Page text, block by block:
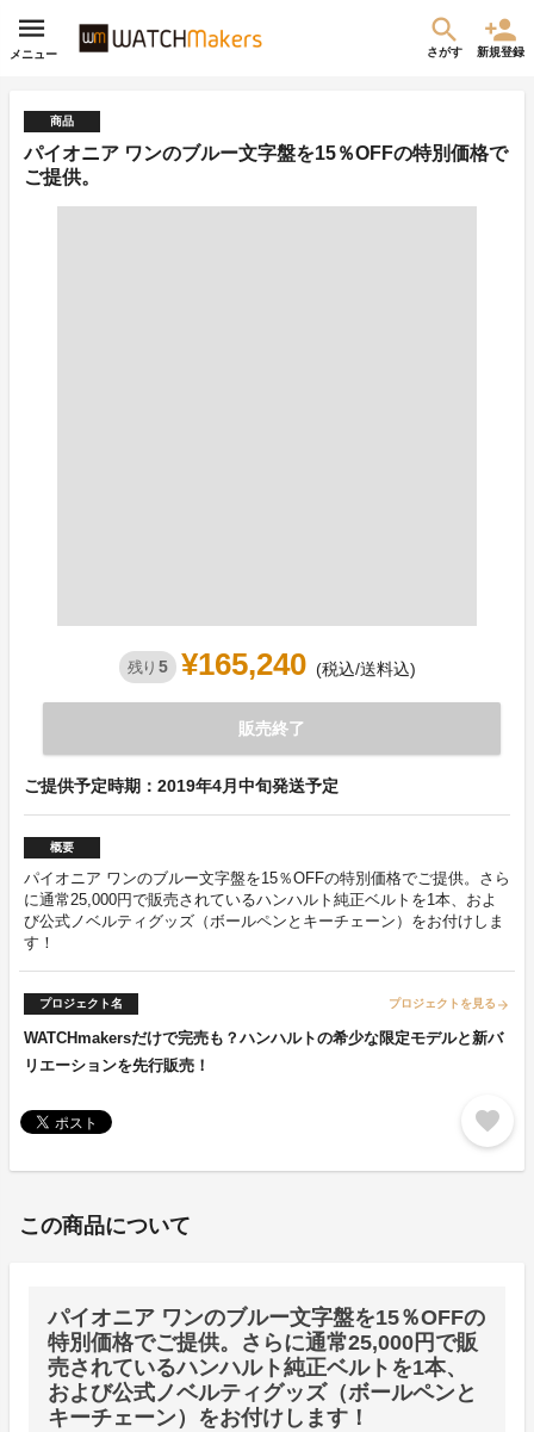
メニュー さがす 新規登録
商品
パイオニア ワンのブルー文字盤を15％OFFの特別価格で
ご提供。
残り 5 ¥165,240 (税込/送料込)
販売終了
ご提供予定時期：2019年4月中旬発送予定
概要
パイオニア ワンのブルー文字盤を15％OFFの特別価格でご提供。さら
に通常25,000円で販売されているハンハルト純正ベルトを1本、およ
び公式ノベルティグッズ（ボールペンとキーチェーン）をお付けしま
す！
プロジェクト名 プロジェクトを見る arrow_forward
WATCHmakersだけで完売も？ハンハルトの希少な限定モデルと新バ
リエーションを先行販売！
favorite
この商品について
パイオニア ワンのブルー文字盤を15％OFFの
特別価格でご提供。さらに通常25,000円で販
売されているハンハルト純正ベルトを1本、
および公式ノベルティグッズ（ボールペンと
キーチェーン）をお付けします！